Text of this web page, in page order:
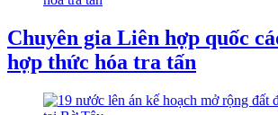
Chuyên gia Liên hợp quốc
hợp thức hóa tra tấn